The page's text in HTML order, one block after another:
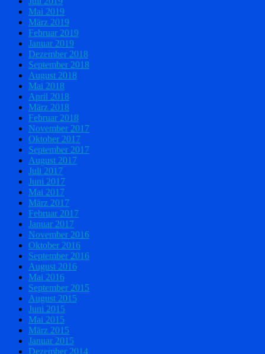
Mai 2019
März 2019
Februar 2019
Januar 2019
Dezember 2018
September 2018
August 2018
Mai 2018
April 2018
März 2018
Februar 2018
November 2017
Oktober 2017
September 2017
August 2017
Juli 2017
Juni 2017
Mai 2017
März 2017
Februar 2017
Januar 2017
November 2016
Oktober 2016
September 2016
August 2016
Mai 2016
September 2015
August 2015
Juni 2015
Mai 2015
März 2015
Januar 2015
Dezember 2014